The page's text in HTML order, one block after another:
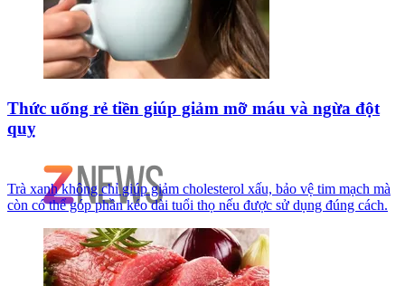
Thức uống rẻ tiền giúp giảm mỡ máu và ngừa đột
quỵ
Trà xanh không chỉ giúp giảm cholesterol xấu, bảo vệ tim mạch mà
còn có thể góp phần kéo dài tuổi thọ nếu được sử dụng đúng cách.